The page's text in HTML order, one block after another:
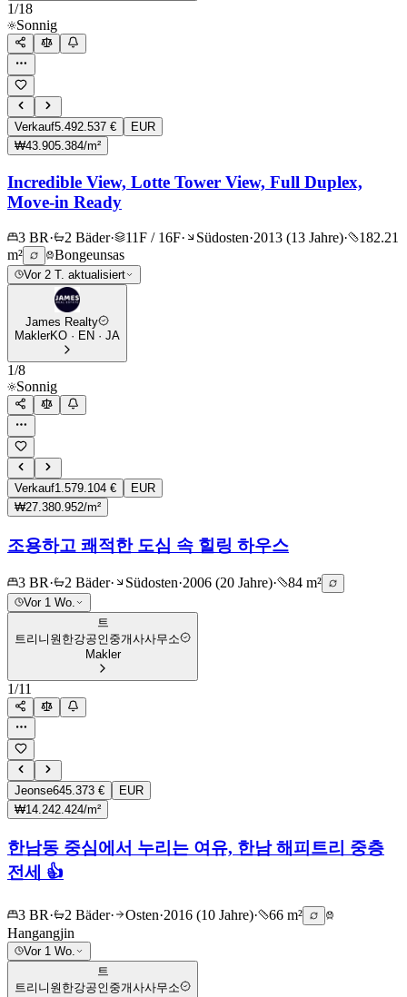
1/18
Sonnig
Verkauf5.492.537 €
EUR
₩43.905.384/m²
Incredible View, Lotte Tower View, Full Duplex,
Move-in Ready
3 BR· 2 Bäder· 11F / 16F· Südosten·2013 (13 Jahre)·
182.21
m²
Bongeunsas
Vor 2 T. aktualisiert
James Realty
MaklerKO · EN · JA
1/8
Sonnig
Verkauf1.579.104 €
EUR
₩27.380.952/m²
조용하고 쾌적한 도심 속 힐링 하우스
3 BR· 2 Bäder· Südosten·2006 (20 Jahre)· 84 m²
Vor 1 Wo.
트
트리니원한강공인중개사사무소
Makler
1/11
Jeonse645.373 €
EUR
₩14.242.424/m²
한남동 중심에서 누리는 여유, 한남 해피트리 중층
전세 👍
3 BR· 2 Bäder· Osten·2016 (10 Jahre)·
66 m²
Hangangjin
Vor 1 Wo.
트
트리니원한강공인중개사사무소